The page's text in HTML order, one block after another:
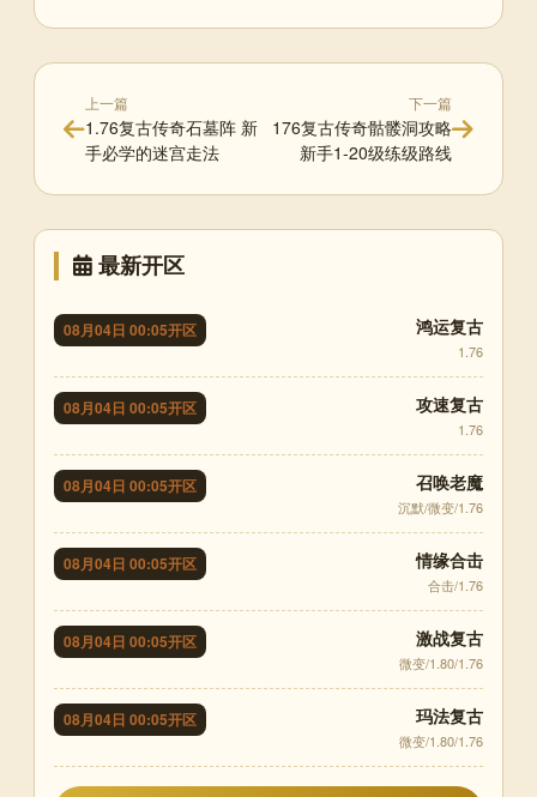
上一篇
1.76复古传奇石墓阵 新
手必学的迷宫走法
下一篇
176复古传奇骷髅洞攻略
新手1-20级练级路线
最新开区
08月04日 00:05开区 鸿运复古
1.76
08月04日 00:05开区 攻速复古
1.76
08月04日 00:05开区 召唤老魔
沉默/微变/1.76
08月04日 00:05开区 情缘合击
合击/1.76
08月04日 00:05开区 激战复古
微变/1.80/1.76
08月04日 00:05开区 玛法复古
微变/1.80/1.76